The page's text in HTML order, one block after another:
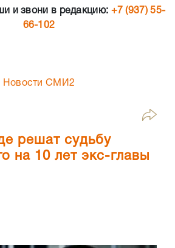
и звони в редакцию: +7 (937) 55-
66-102
Новости СМИ2
решат судьбу
на 10 лет экс-главы